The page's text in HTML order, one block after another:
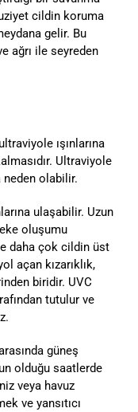
cildin koruma
gelir. Bu
ağrı ile seyreden
ışınlarına
Ultraviyole
neden olabilir.
ulaşabilir. Uzun
oluşumu
daha çok cildin üst
açan kızarıklık,
biridir. UVC
tutulur ve
güneş
olduğu saatlerde
veya havuz
ve yansıtıcı